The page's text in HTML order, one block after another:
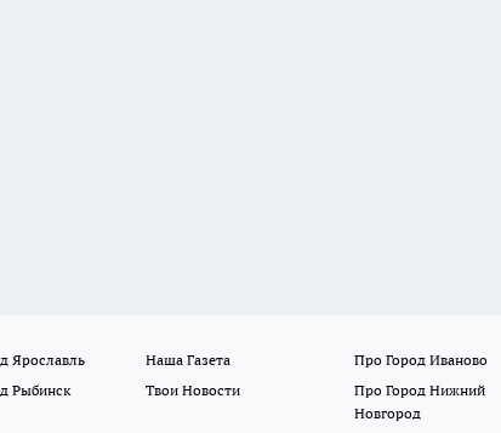
Ярославль Наша Газета
Про Город Иваново
Рыбинск Твои Новости
Про Город Нижний
Новгород